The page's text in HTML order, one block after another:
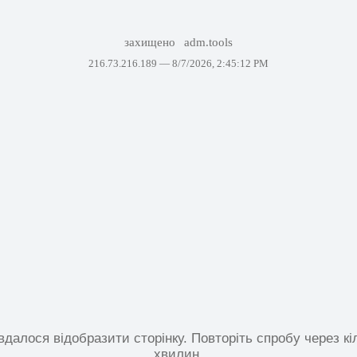
захищено adm.tools
216.73.216.189 — 8/7/2026, 2:45:12 PM
відобразити сторінку. Повторіть спробу через